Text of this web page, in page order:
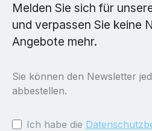
Melden Sie sich für
und verpassen Sie keine
Angebote mehr.
Sie können den Newsletter
abbestellen.
Ich habe die